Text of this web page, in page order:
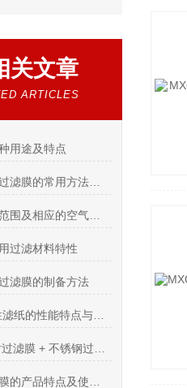
关文章
ARTICLES
用途及特点
过滤材料特性
滤膜的制备方法